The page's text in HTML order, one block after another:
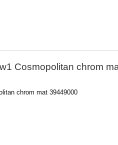
Cosmopolitan chrom
chrom mat 39449000